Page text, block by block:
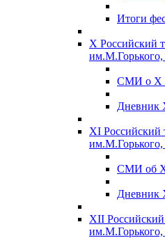
Итоги
X Российский
им.М.Горького,
СМИ о X
Дневник
XI Российский
им.М.Горького,
СМИ об
Дневник
XII Российский
им.М.Горького,